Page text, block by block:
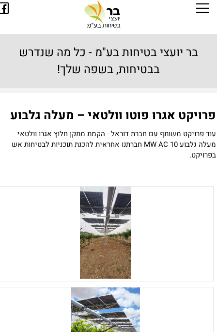
בר יועצי בטיחות בע"מ - כל מה שנדרש
בבטיחות, בשפה שלך!
אגרו פוטו וולטאי – מעלה גלבוע
פרויקט משותף עם חברת דוראל - הקמת מתקן חלוץ אגרו וולטאי
גלבוע 10
MW AC חברתנו אחראית להכנת תוכניות לבטיחות אש